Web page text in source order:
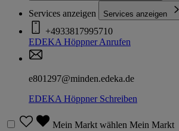
Services anzeigen Services anzeigen
+4933817995710
EDEKA HöppnerAnrufen
e801297@minden.edeka.de
EDEKA HöppnerSchreiben
Mein Markt wählen Mein Markt